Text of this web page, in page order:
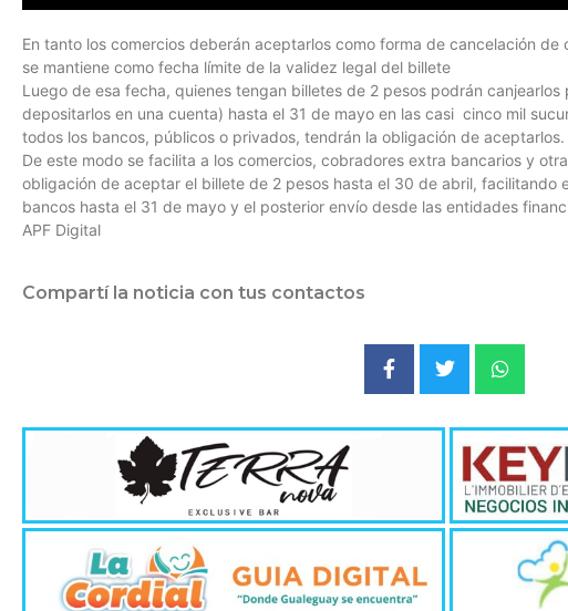
En tanto los comercios deberán aceptarlos como forma de cancelación
se mantiene como fecha límite de la validez legal del billete
Luego de esa fecha, quienes tengan billetes de 2 pesos podrán
depositarlos en una cuenta) hasta el 31 de mayo en las casi cinco mil
todos los bancos, públicos o privados, tendrán la obligación de aceptarlos.
De este modo se facilita a los comercios, cobradores extra bancarios y
obligación de aceptar el billete de 2 pesos hasta el 30 de abril, facilitando
bancos hasta el 31 de mayo y el posterior envío desde las entidades
APF Digital
Compartí la noticia con tus contactos